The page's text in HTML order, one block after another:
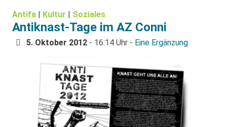
Antifa | Kultur | Soziales
Antiknast-Tage im AZ Conni
5. Oktober 2012 - 16:14 Uhr - Eine Ergänzung